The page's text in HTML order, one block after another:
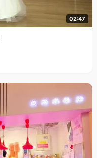
02:47